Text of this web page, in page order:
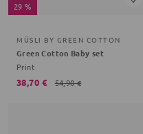
29 %
MÜSLI BY GREEN COTTON
Green Cotton Baby set
Print
38,70 € 54,90 €